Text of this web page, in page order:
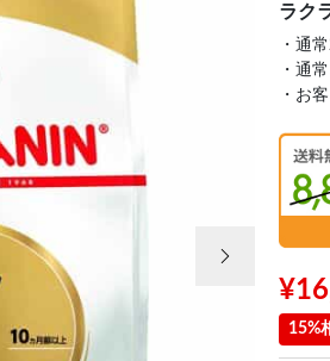
ラク
・通
・通
・お
15%